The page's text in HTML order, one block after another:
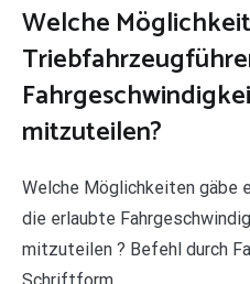
Welche
mitzuteilen?
Welche Möglichkeiten gäbe
die erlaubte
mitzuteilen ? Befehl durch
Schriftform.